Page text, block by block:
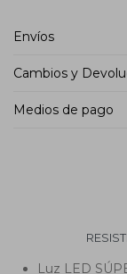
Envíos
Cambios y
Medios de pago
Luz LED